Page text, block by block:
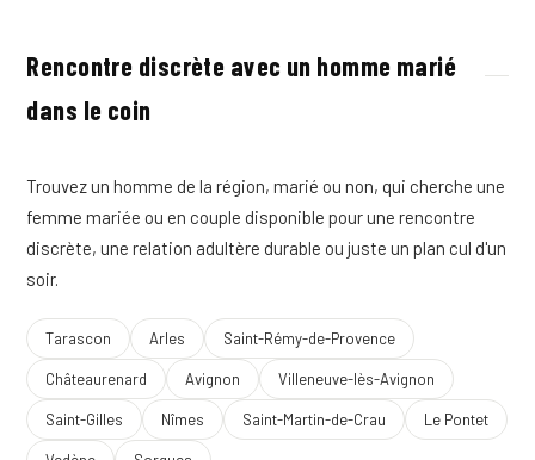
Rencontre discrète avec un homme marié
dans le coin
Trouvez un homme de la région, marié ou non, qui cherche une
femme mariée ou en couple disponible pour une rencontre
discrète, une relation adultère durable ou juste un plan cul d'un
soir.
Tarascon Arles Saint-Rémy-de-Provence
Châteaurenard Avignon Villeneuve-lès-Avignon
Saint-Gilles Nîmes Saint-Martin-de-Crau Le Pontet